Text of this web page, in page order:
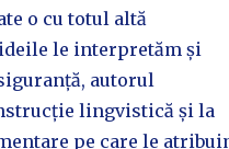
o cu totul altă
le interpretăm și
autorul
lingvistică și la
pe care le